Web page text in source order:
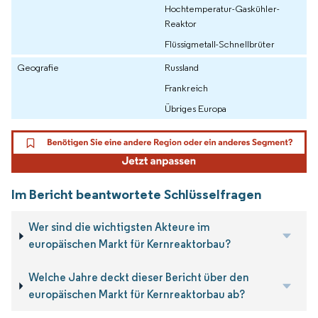
Hochtemperatur-Gaskühler-
Reaktor
Flüssigmetall-Schnellbrüter
Geografie
Russland
Frankreich
Übriges Europa
Im Bericht beantwortete Schlüsselfragen
Wer sind die wichtigsten Akteure im
europäischen Markt für Kernreaktorbau?
Welche Jahre deckt dieser Bericht über den
europäischen Markt für Kernreaktorbau ab?